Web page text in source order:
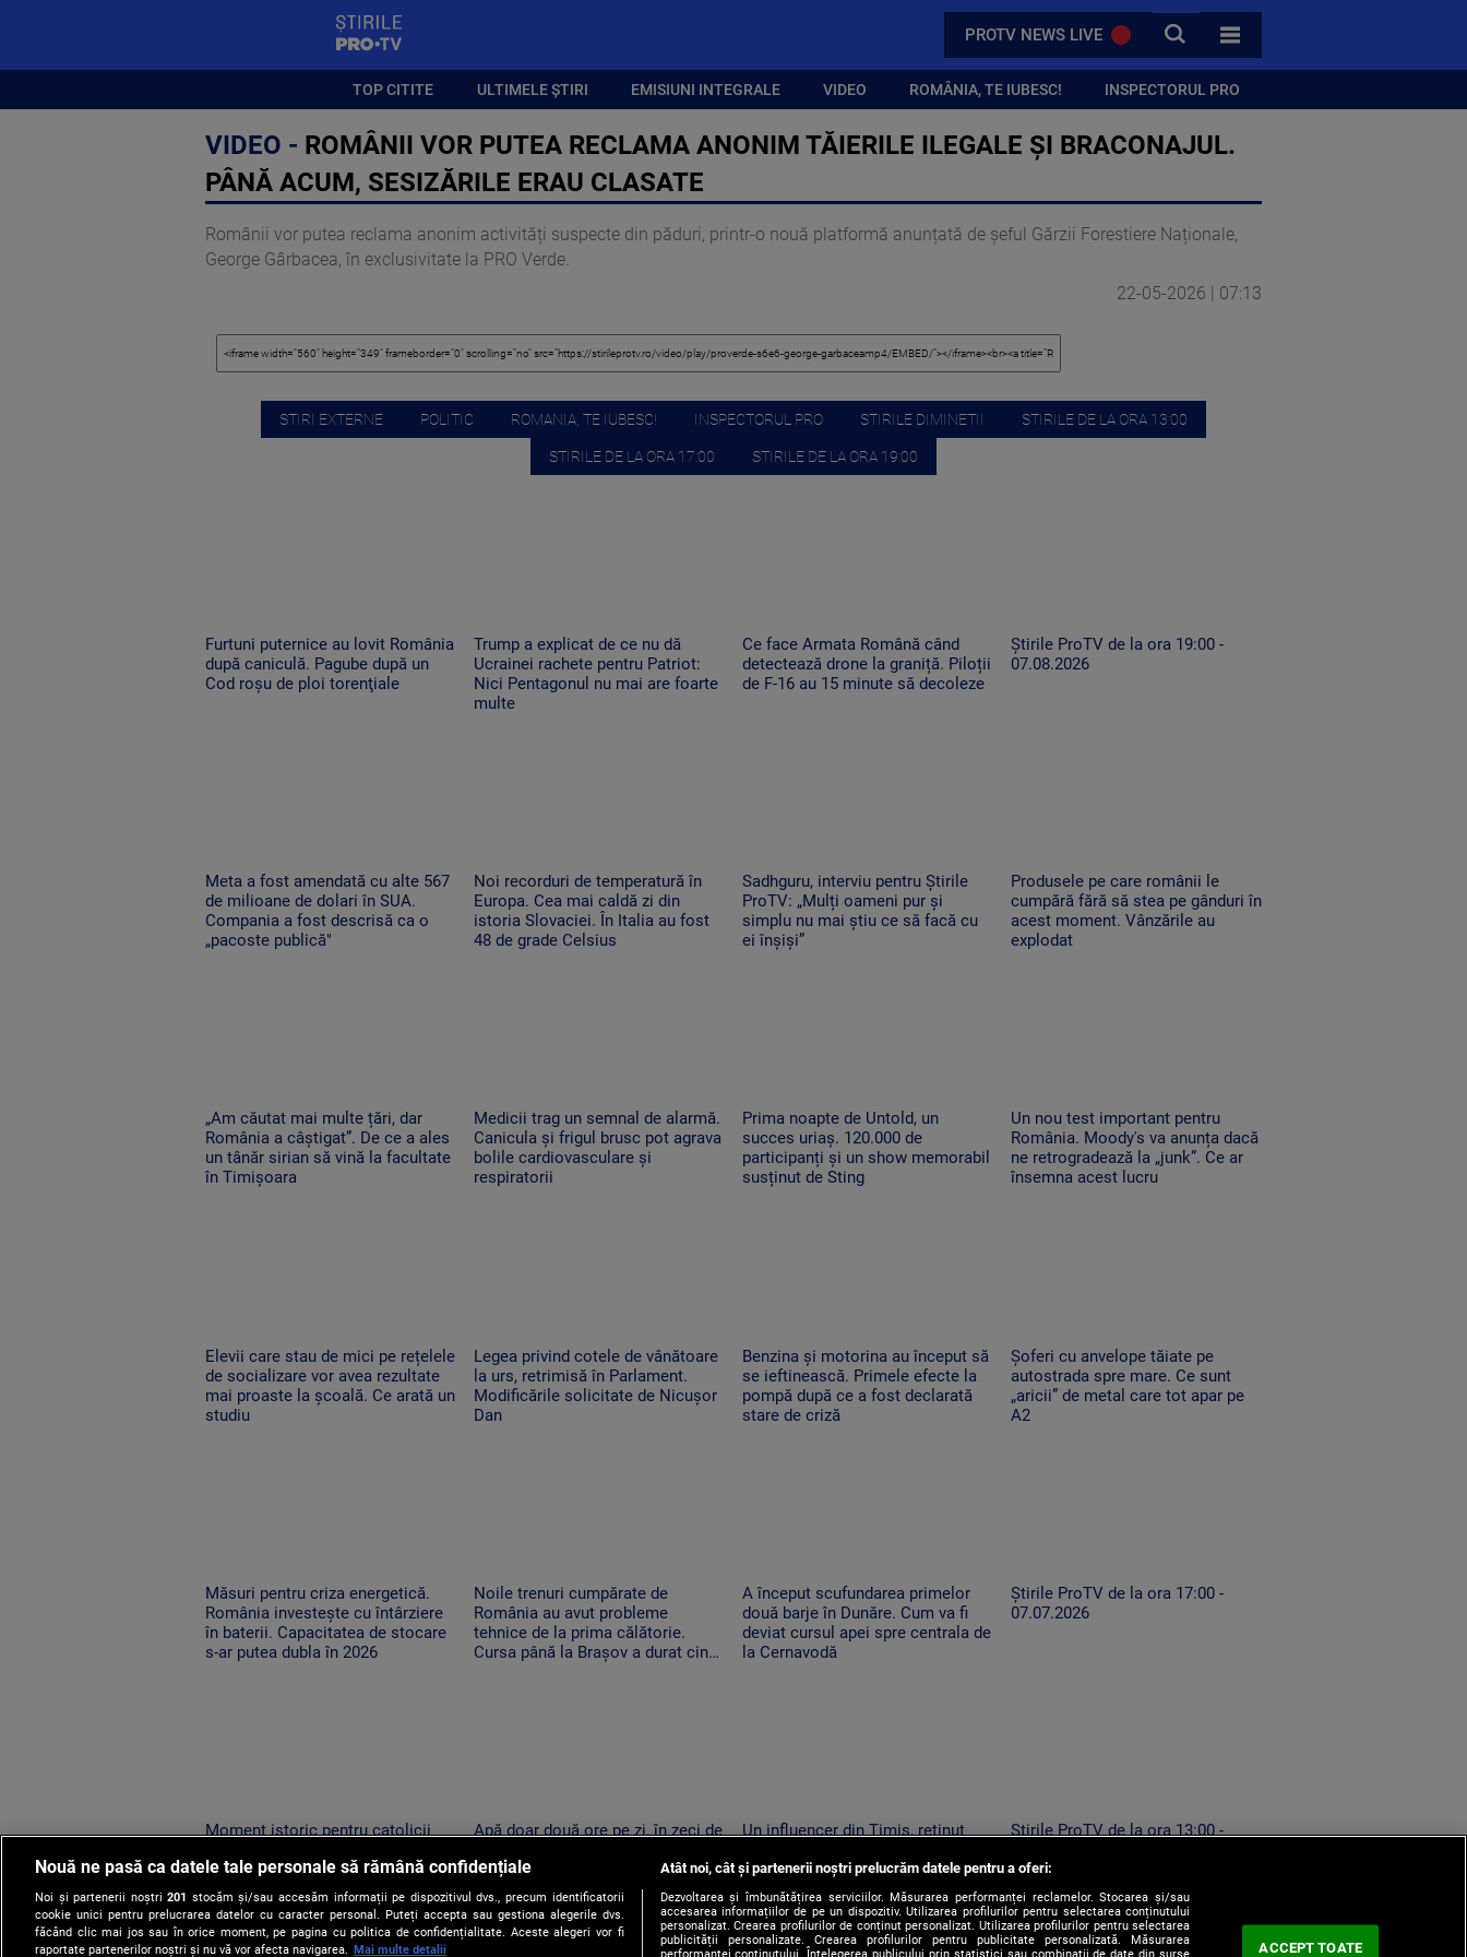
PROTV NEWS LIVE CAUTA
TOATE CATEGORIILE
TOP CITITE ULTIMELE ȘTIRI EMISIUNI INTEGRALE VIDEO ROMÂNIA, TE IUBESC! INSPECTORUL PRO
VIDEO - ROMÂNII VOR PUTEA RECLAMA ANONIM TĂIERILE ILEGALE ȘI BRACONAJUL.
PÂNĂ ACUM, SESIZĂRILE ERAU CLASATE
Românii vor putea reclama anonim activități suspecte din păduri, printr-o nouă platformă anunțată de șeful Gărzii Forestiere Naționale,
George Gârbacea, în exclusivitate la PRO Verde.
22-05-2026 | 07:13
STIRI EXTERNE POLITIC ROMANIA, TE IUBESC! INSPECTORUL PRO STIRILE DIMINETII STIRILE DE LA ORA 13:00
STIRILE DE LA ORA 17:00 STIRILE DE LA ORA 19:00
Furtuni puternice au lovit România
după caniculă. Pagube după un
Cod roşu de ploi torenţiale
Trump a explicat de ce nu dă
Ucrainei rachete pentru Patriot:
Nici Pentagonul nu mai are foarte
multe
Ce face Armata Română când
detectează drone la graniță. Piloții
de F-16 au 15 minute să decoleze
Știrile ProTV de la ora 19:00 -
07.08.2026
Meta a fost amendată cu alte 567
de milioane de dolari în SUA.
Compania a fost descrisă ca o
„pacoste publică"
Noi recorduri de temperatură în
Europa. Cea mai caldă zi din
istoria Slovaciei. În Italia au fost
48 de grade Celsius
Sadhguru, interviu pentru Știrile
ProTV: „Mulți oameni pur și
simplu nu mai știu ce să facă cu
ei înșiși”
Produsele pe care românii le
cumpără fără să stea pe gânduri în
acest moment. Vânzările au
explodat
„Am căutat mai multe țări, dar
România a câștigat”. De ce a ales
un tânăr sirian să vină la facultate
în Timișoara
Medicii trag un semnal de alarmă.
Canicula și frigul brusc pot agrava
bolile cardiovasculare și
respiratorii
Prima noapte de Untold, un
succes uriaș. 120.000 de
participanți și un show memorabil
susținut de Sting
Un nou test important pentru
România. Moody's va anunța dacă
ne retrogradează la „junk”. Ce ar
însemna acest lucru
Elevii care stau de mici pe rețelele
de socializare vor avea rezultate
mai proaste la școală. Ce arată un
studiu
Legea privind cotele de vânătoare
la urs, retrimisă în Parlament.
Modificările solicitate de Nicușor
Dan
Benzina și motorina au început să
se ieftinească. Primele efecte la
pompă după ce a fost declarată
stare de criză
Șoferi cu anvelope tăiate pe
autostrada spre mare. Ce sunt
„aricii” de metal care tot apar pe
A2
Măsuri pentru criza energetică.
România investește cu întârziere
în baterii. Capacitatea de stocare
s-ar putea dubla în 2026
Noile trenuri cumpărate de
România au avut probleme
tehnice de la prima călătorie.
Cursa până la Brașov a durat cinci
A început scufundarea primelor
două barje în Dunăre. Cum va fi
deviat cursul apei spre centrala de
la Cernavodă
Știrile ProTV de la ora 17:00 -
07.07.2026
Moment istoric pentru catolicii
Francisc din Assisi a ajuns la Arad
Apă doar două ore pe zi, în zeci de
sunt revoltați: apa de la robinet
vine la ore imposibile
Un influencer din Timiș, reținut
pe TikTok
Știrile ProTV de la ora 13:00 -
Nouă ne pasă ca datele tale personale să rămână confidențiale
Noi și partenerii noștri201 stocăm și/sau accesăm informații pe dispozitivul dvs., precum identificatorii
cookie unici pentru prelucrarea datelor cu caracter personal. Puteți accepta sau gestiona alegerile dvs.
făcând clic mai jos sau în orice moment, pe pagina cu politica de confidențialitate. Aceste alegeri vor fi
raportate partenerilor noștri și nu vă vor afecta navigarea.
Mai multe detalii
Atât noi, cât și partenerii noștri prelucrăm datele pentru a oferi:
Dezvoltarea și îmbunătățirea serviciilor. Măsurarea performanței reclamelor. Stocarea și/sau
accesarea informațiilor de pe un dispozitiv. Utilizarea profilurilor pentru selectarea conținutului
personalizat. Crearea profilurilor de conținut personalizat. Utilizarea profilurilor pentru selectarea
publicității personalizate. Crearea profilurilor pentru publicitate personalizată. Măsurarea
ACCEPT TOATE